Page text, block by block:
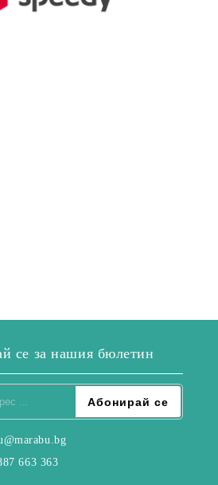
се за нашия бюлетин
663 363